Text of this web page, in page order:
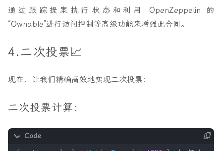
通过跟踪提案执行状态和利用 OpenZeppelin 的
“Ownable”进行访问控制等高级功能来增强此合同。
4.二次投票📈
现在，让我们精确高效地实现二次投票：
二次投票计算：